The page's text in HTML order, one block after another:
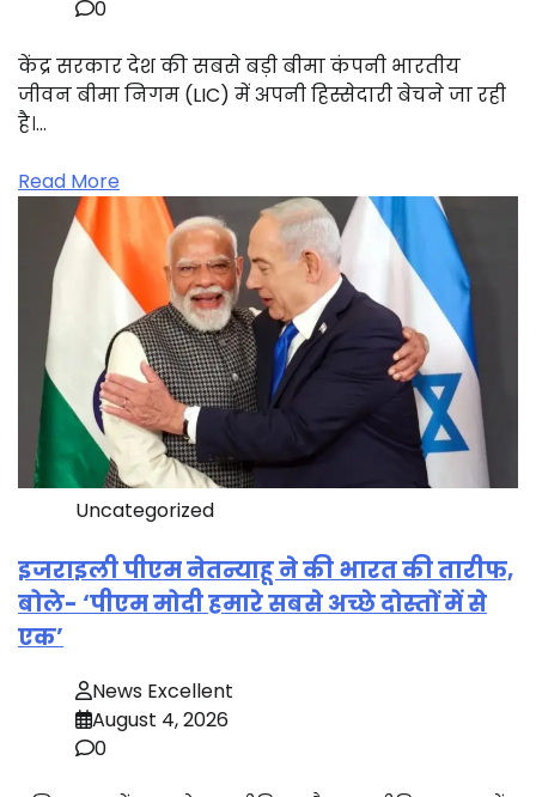
0
केंद्र सरकार देश की सबसे बड़ी बीमा कंपनी भारतीय
जीवन बीमा निगम (LIC) में अपनी हिस्सेदारी बेचने जा रही
है।…
Read More
Uncategorized
इजराइली पीएम नेतन्याहू ने की भारत की तारीफ,
बोले- ‘पीएम मोदी हमारे सबसे अच्छे दोस्तों में से
एक’
News Excellent
August 4, 2026
0